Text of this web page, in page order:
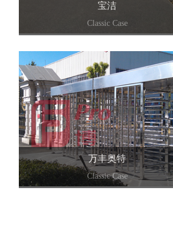
宝洁
Classic Case
+
万丰奥特
Classic Case